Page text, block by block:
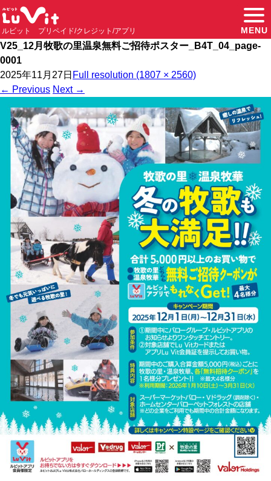
ルビット プリペイド/クレジット/アプリ MENU
V25_12月牧歌の里温泉無料ご招待ポスター_B4T_04_page-
0001
2025年11月27日 Full resolution (1807 × 2560)
← Previous Next →